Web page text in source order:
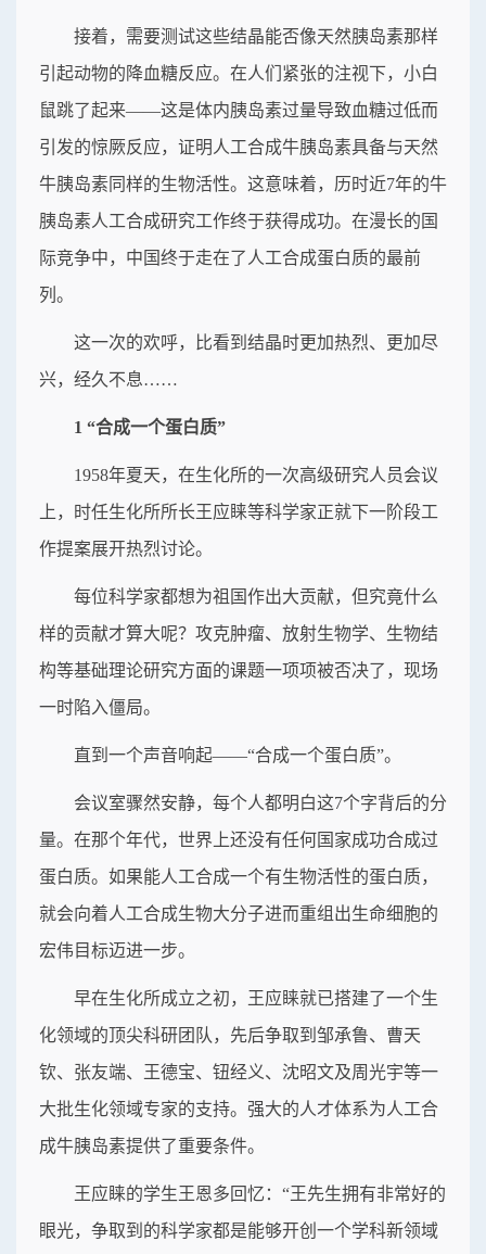
接着，需要测试这些结晶能否像天然胰岛素那样
引起动物的降血糖反应。在人们紧张的注视下，小白
鼠跳了起来——这是体内胰岛素过量导致血糖过低而
引发的惊厥反应，证明人工合成牛胰岛素具备与天然
牛胰岛素同样的生物活性。这意味着，历时近7年的牛
胰岛素人工合成研究工作终于获得成功。在漫长的国
际竞争中，中国终于走在了人工合成蛋白质的最前
列。
这一次的欢呼，比看到结晶时更加热烈、更加尽
兴，经久不息……
1 “合成一个蛋白质”
1958年夏天，在生化所的一次高级研究人员会议
上，时任生化所所长王应睐等科学家正就下一阶段工
作提案展开热烈讨论。
每位科学家都想为祖国作出大贡献，但究竟什么
样的贡献才算大呢？攻克肿瘤、放射生物学、生物结
构等基础理论研究方面的课题一项项被否决了，现场
一时陷入僵局。
直到一个声音响起——“合成一个蛋白质”。
会议室骤然安静，每个人都明白这7个字背后的分
量。在那个年代，世界上还没有任何国家成功合成过
蛋白质。如果能人工合成一个有生物活性的蛋白质，
就会向着人工合成生物大分子进而重组出生命细胞的
宏伟目标迈进一步。
早在生化所成立之初，王应睐就已搭建了一个生
化领域的顶尖科研团队，先后争取到邹承鲁、曹天
钦、张友端、王德宝、钮经义、沈昭文及周光宇等一
大批生化领域专家的支持。强大的人才体系为人工合
成牛胰岛素提供了重要条件。
王应睐的学生王恩多回忆：“王先生拥有非常好的
眼光，争取到的科学家都是能够开创一个学科新领域